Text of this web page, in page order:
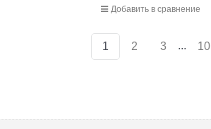
Добавить в сравнение
1 2 3 ... 10